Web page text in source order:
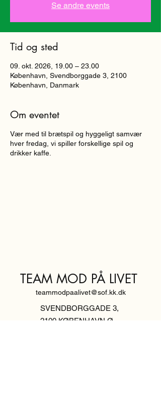
Se andre events
Tid og sted
09. okt. 2026, 19.00 – 23.00
København, Svendborggade 3, 2100
København, Danmark
Om eventet
Vær med til brætspil og hyggeligt samvær
hver fredag, vi spiller forskellige spil og
drikker kaffe.
TEAM MOD PÅ LIVET
teammodpaalivet@sof.kk.dk
SVENDBORGGADE 3,
2100 KØBENHAVN Ø